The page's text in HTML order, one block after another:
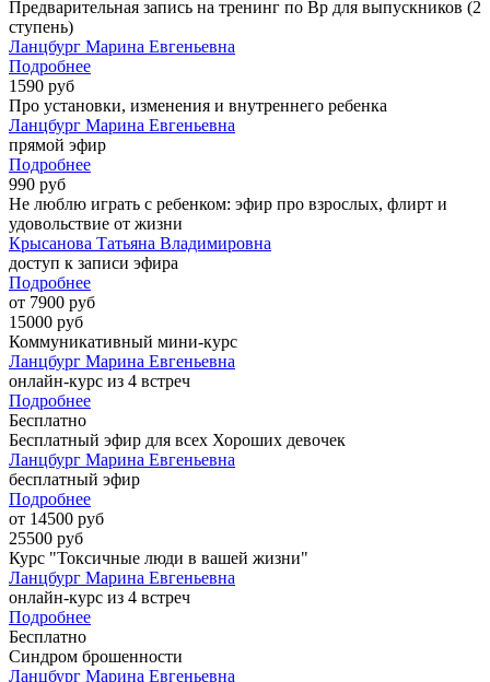
Предварительная запись на тренинг по Вр для выпускников (2
ступень)
Ланцбург Марина Евгеньевна
Подробнее
1590 руб
Про установки, изменения и внутреннего ребенка
Ланцбург Марина Евгеньевна
прямой эфир
Подробнее
990 руб
Не люблю играть с ребенком: эфир про взрослых, флирт и
удовольствие от жизни
Крысанова Татьяна Владимировна
доступ к записи эфира
Подробнее
от 7900 руб
15000 руб
Коммуникативный мини-курс
Ланцбург Марина Евгеньевна
онлайн-курс из 4 встреч
Подробнее
Бесплатно
Бесплатный эфир для всех Хороших девочек
Ланцбург Марина Евгеньевна
бесплатный эфир
Подробнее
от 14500 руб
25500 руб
Курс "Токсичные люди в вашей жизни"
Ланцбург Марина Евгеньевна
онлайн-курс из 4 встреч
Подробнее
Бесплатно
Синдром брошенности
Ланцбург Марина Евгеньевна